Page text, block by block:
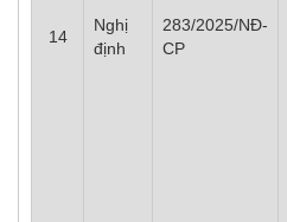
14
Nghị
định
283/2025/NĐ-
CP